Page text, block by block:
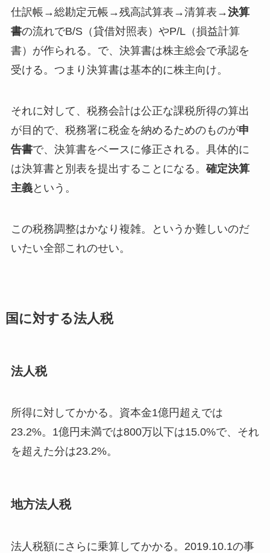
仕訳帳→総勘定元帳→残高試算表→清算表→決算
書の流れでB/S（貸借対照表）やP/L（損益計算
書）が作られる。で、決算書は株主総会で承認を
受ける。つまり決算書は基本的に株主向け。
それに対して、税務会計は公正な課税所得の算出
が目的で、税務署に税金を納めるためのものが申
告書で、決算書をベースに修正される。具体的に
は決算書と別表を提出することになる。 確定決算
主義という。
この税務調整はかなり複雑。というか難しいのだ
いたい全部これのせい。
国に対する法人税
法人税
所得に対してかかる。資本金1億円超えでは
23.2%。1億円未満では800万以下は15.0%で、それ
を超えた分は23.2%。
地方法人税
法人税額にさらに乗算してかかる。2019.10.1の事